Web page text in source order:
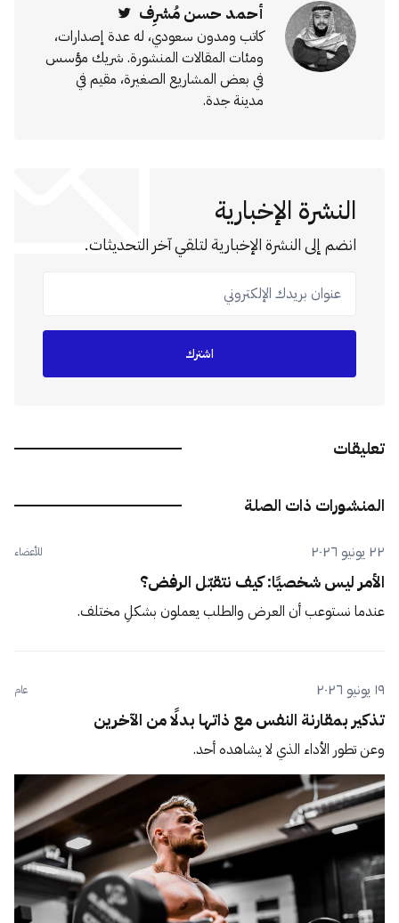
أحمد حسن مُشرِف
كاتب ومدون سعودي، له عدة إصدارات،
ومئات المقالات المنشورة. شريك مؤسس
في بعض المشاريع الصغيرة، مقيم في
مدينة جدة.
النشرة الإخبارية
انضم إلى النشرة الإخبارية لتلقي آخر التحديثات.
عنوان بريدك الإلكتروني
اشترك
تعليقات
المنشورات ذات الصلة
٢٢ يونيو ٢٠٢٦ للأعضاء
الأمر ليس شخصيًا: كيف نتقبّل الرفض؟
عندما نستوعب أن العرض والطلب يعملون بشكلٍ مختلف.
١٩ يونيو ٢٠٢٦ عام
تذكير بمقارنة النفس مع ذاتها بدلًا من الآخرين
وعن تطور الأداء الذي لا يشاهده أحد.